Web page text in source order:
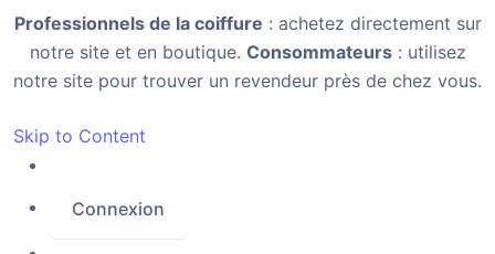
Professionnels de la coiffure : achetez directement sur
notre site et en boutique. Consommateurs: utilisez
notre site pour trouver un revendeur près de chez vous.
Skip to Content
Connexion